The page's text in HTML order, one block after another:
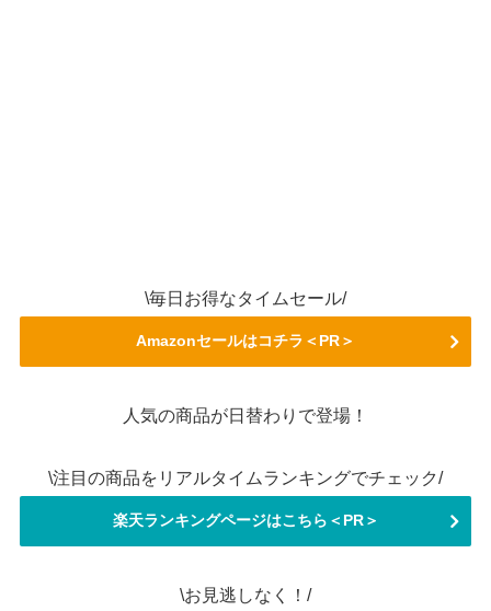
\毎日お得なタイムセール/
Amazonセールはコチラ＜PR＞
人気の商品が日替わりで登場！
\注目の商品をリアルタイムランキングでチェック/
楽天ランキングページはこちら＜PR＞
\お見逃しなく！/